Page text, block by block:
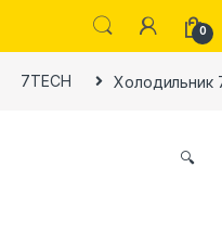
0
7TECH Холодильник
🔍